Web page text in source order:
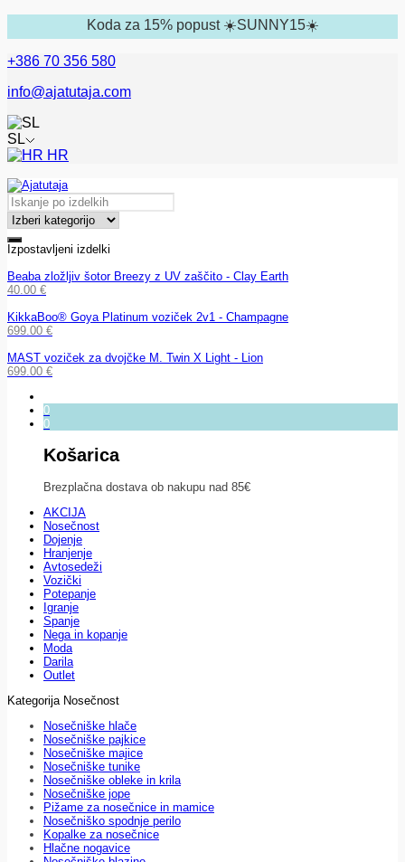
Koda za 15% popust ☀️SUNNY15☀️
+386 70 356 580
info@ajatutaja.com
SL
HR
Izpostavljeni izdelki
Beaba zložljiv šotor Breezy z UV zaščito - Clay Earth
40.00 €
KikkaBoo® Goya Platinum voziček 2v1 - Champagne
699.00 €
MAST voziček za dvojčke M. Twin X Light - Lion
699.00 €
0
0
Košarica
Brezplačna dostava ob nakupu nad 85€
AKCIJA
Nosečnost
Dojenje
Hranjenje
Avtosedeži
Vozički
Potepanje
Igranje
Spanje
Nega in kopanje
Moda
Darila
Outlet
Kategorija Nosečnost
Nosečniške hlače
Nosečniške pajkice
Nosečniške majice
Nosečniške tunike
Nosečniške obleke in krila
Nosečniške jope
Pižame za nosečnice in mamice
Nosečniško spodnje perilo
Kopalke za nosečnice
Hlačne nogavice